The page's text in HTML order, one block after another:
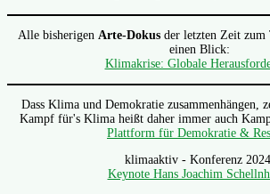
Alle bisherigen Arte-Dokusder letzten Zeit zum
einen Blick:
Klimakrise: Globale
Dass Klima und Demokratie zusammenhängen,
Kampf für's Klima heißt daher immer auch
Plattform für Demokratie &
klimaaktiv - Konferenz
Keynote Hans Joachim